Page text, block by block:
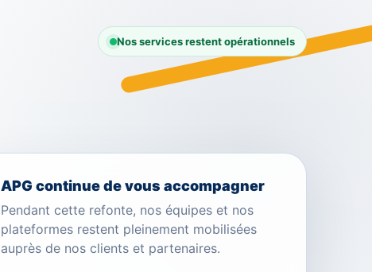
Nos services restent opérationnels
APG continue de vous accompagner
Pendant cette refonte, nos équipes et nos
plateformes restent pleinement mobilisées
auprès de nos clients et partenaires.